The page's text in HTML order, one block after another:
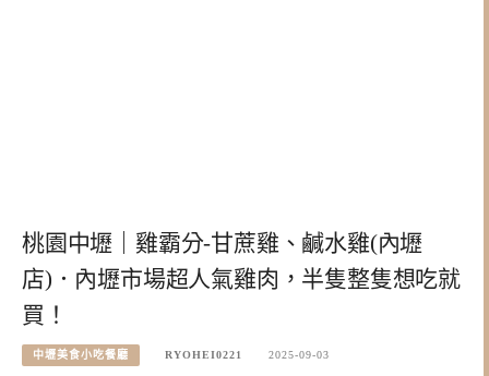
桃園中壢｜雞霸分-甘蔗雞、鹹水雞(內壢
店)．內壢市場超人氣雞肉，半隻整隻想吃就
買！
中壢美食小吃餐廳 RYOHEI0221 2025-09-03